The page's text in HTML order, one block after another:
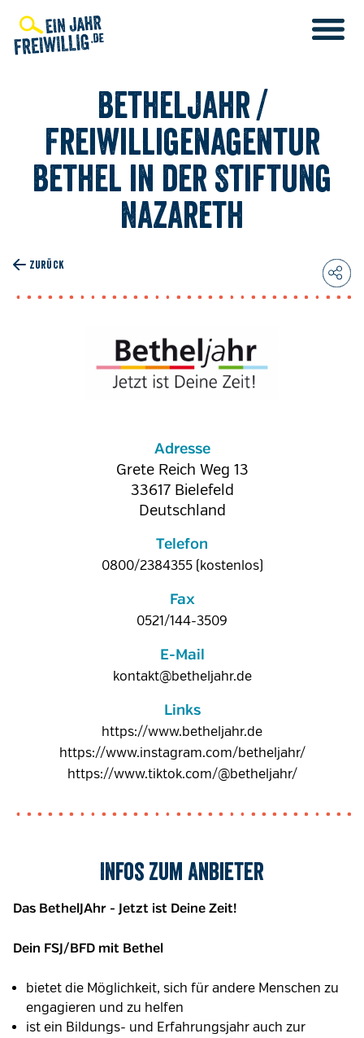
zum
Inhalt
Betheljahr /
Freiwilligenagentur
Bethel in der Stiftung
Nazareth
ZURÜCK
Adresse
Grete Reich Weg 13
33617 Bielefeld
Deutschland
Telefon
0800/2384355 (kostenlos)
Fax
0521/144-3509
E-Mail
kontakt@betheljahr.de
Links
https://www.betheljahr.de
https://www.instagram.com/betheljahr/
https://www.tiktok.com/@betheljahr/
Infos zum Anbieter
Das BethelJAhr - Jetzt ist Deine Zeit!
Dein FSJ/BFD mit Bethel
bietet die Möglichkeit, sich für andere Menschen zu
engagieren und zu helfen
ist ein Bildungs- und Erfahrungsjahr auch zur